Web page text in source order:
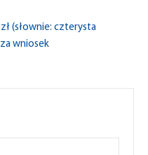
(słownie: czterysta
wniosek